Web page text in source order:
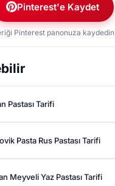
Pinterest'e Kaydet
Pinterest panonuza kaydedin
Pastası Tarifi
Pasta Rus Pastası Tarifi
Meyveli Yaz Pastası Tarifi